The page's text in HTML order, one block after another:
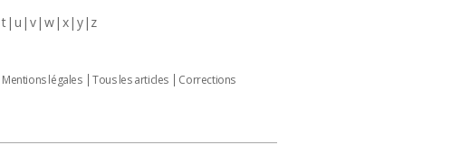
t u v w x y z
Mentions légales Tous les articles
Corrections